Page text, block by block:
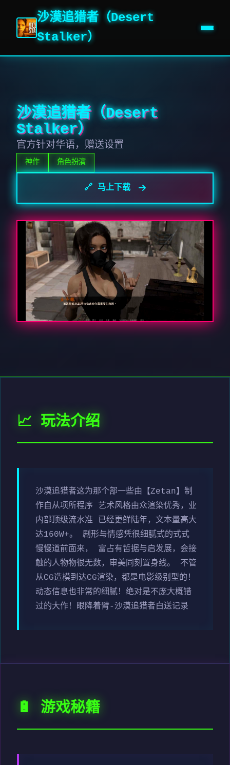
沙漠追猎者（Desert
Stalker）
沙漠追猎者（Desert
Stalker）
官方针对华语，赠送设置
神作 角色扮演
🔗 马上下载
📈 玩法介绍
沙漠追猎者这为那个部一些由【Zetan】制
作自从项所程序 艺术风格由众渲染优秀，业
内部顶级流水准 已经更鲜陆年，文本量高大
达160W+。 剧形与情感凭很细腻式的式式
慢慢道前面来， 富占有哲据与启发展，会接
触的人物物很无数，审美同刻置身线。 不管
从CG造模到达CG渲染，都是电影级别型的！
动态信息也非常的细腻！绝对是不庞大概错
过的大作！眼降着臂-沙漠追猎者白送记录
🔋 游戏秘籍